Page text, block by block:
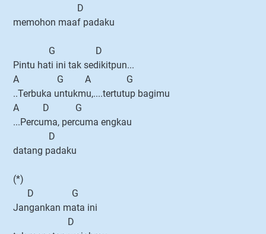
D
memohon maaf padaku
G D
Pintu hati ini tak sedikitpun...
A G A G
..Terbuka untukmu,....tertutup bagimu
A D G
...Percuma, percuma engkau
D
datang padaku
(*)
D G
Jangankan mata ini
D